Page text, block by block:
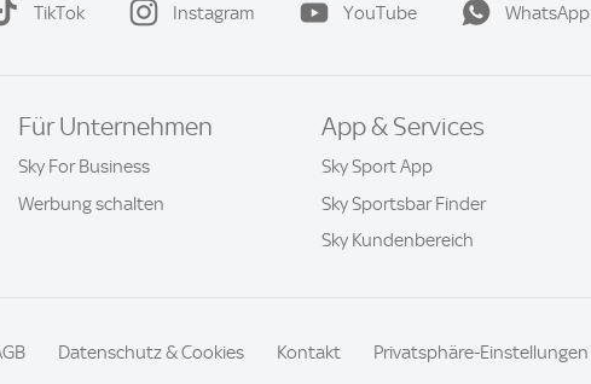
TikTok Instagram YouTube WhatsApp
Für Unternehmen
Sky For Business
Werbung schalten
App & Services
Sky Sport App
Sky Sportsbar Finder
Sky Kundenbereich
Datenschutz & Cookies Kontakt Privatsphäre-Einstellungen